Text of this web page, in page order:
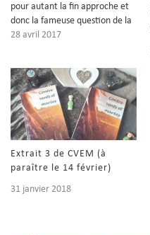
pour autant la fin approche et
donc la fameuse question de la
couverture! J'ai commencé à
j'ai plusieurs idées mais difficile
de se décider pour le moment,
…
28 avril 2017
Extrait 3 de CVEM (à
paraître le 14 février)
31 janvier 2018